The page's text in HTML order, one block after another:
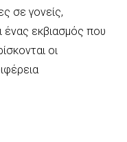
σε γονείς,
ένας εκβιασμός που
οι